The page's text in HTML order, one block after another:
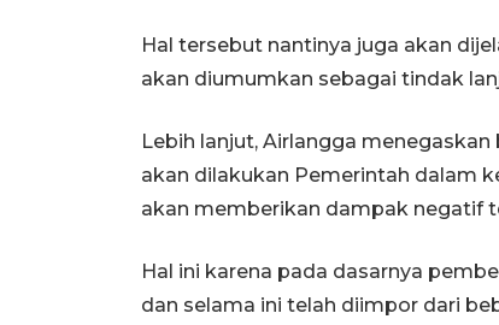
Hal tersebut nantinya juga akan
akan diumumkan sebagai tindak
Lebih lanjut, Airlangga
akan dilakukan Pemerintah dalam
akan memberikan dampak negatif
Hal ini karena pada dasarnya
dan selama ini telah diimpor dari